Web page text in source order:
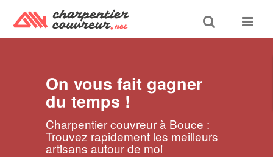
Toggle
search
Toggle
On vous fait gagner
du temps !
Charpentier couvreur à Bouce :
Trouvez rapidement les meilleurs
artisans autour de moi